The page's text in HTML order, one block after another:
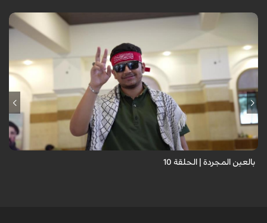
برنامج "بالعين المجردة" هو توثيق إنسانيٌّ شجاعٌ للحياة تحت وطأة الحرب،
حيث نستمع فيه إلى شهاداتٍ حيّةٍ لأشخاص عايشوا التفجيرات والدمار، فنرى
بعيونهم ت...
بالعين المجردة | الحلقة 10